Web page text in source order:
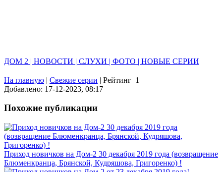
ДОМ 2 | НОВОСТИ | СЛУХИ | ФОТО | НОВЫЕ СЕРИИ
На главную | Свежие серии | Рейтинг 1
Добавлено: 17-12-2023, 08:17
Похожие публикации
Приход новичков на Дом-2 30 декабря 2019 года (возвращение
Блюменкранца, Брянской, Кудряшова, Григоренко) !